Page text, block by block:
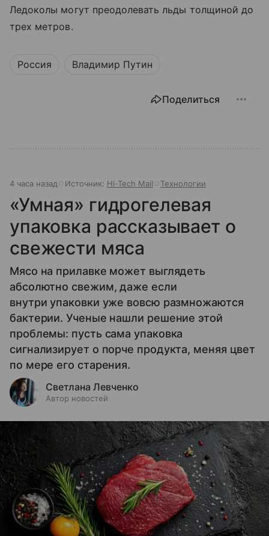
Ледоколы могут преодолевать льды толщиной до
трех метров.
Россия Владимир Путин
Поделиться
4 часа назад Источник: Hi-Tech Mail Технологии
«Умная» гидрогелевая
упаковка рассказывает о
свежести мяса
Мясо на прилавке может выглядеть
абсолютно свежим, даже если
внутри упаковки уже вовсю размножаются
бактерии. Ученые нашли решение этой
проблемы: пусть сама упаковка
сигнализирует о порче продукта, меняя цвет
по мере его старения.
Светлана Левченко
Автор новостей